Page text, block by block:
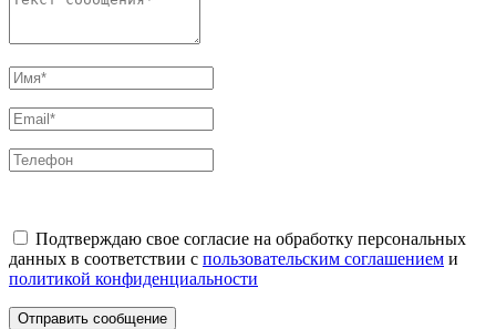
Подтверждаю свое согласие на обработку персональных
данных в соответствии с пользовательским соглашением и
политикой конфиденциальности
Отправить сообщение